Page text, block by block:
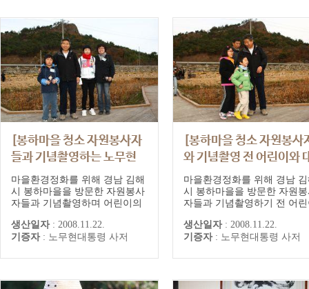
[봉하마을 청소 자원봉사자
들과 기념촬영하는 노무현
전 대통령]
마을환경정화를 위해 경남 김해
시 봉하마을을 방문한 자원봉사
자들과 기념촬영하며 어린이의
통령과 노 전 대통령의 캐릭터
인형을 든 어린이
생산일자 : 2008.11.22.
기증자 : 노무현대통령 사저
[봉하마을 청소 자원봉사
와 기념촬영 전 어린이와
화하는 노무현 전 대통령]
마을환경정화를 위해 경남
시 봉하마을을 방문한 자원
자들과 기념촬영하기 전 어
대통령
생산일자 : 2008.11.22.
기증자 : 노무현대통령 사저